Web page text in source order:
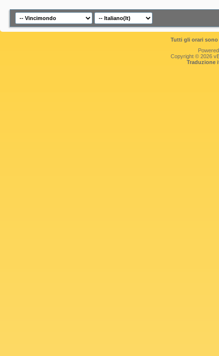
Tutti gli orari
Copyright © 2026
Traduzione